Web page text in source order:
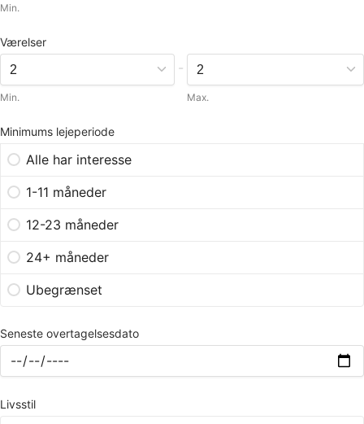
Min.
Værelser
Min.
-
Max.
Minimums lejeperiode
Alle har interesse
1-11 måneder
12-23 måneder
24+ måneder
Ubegrænset
Seneste overtagelsesdato
Livsstil